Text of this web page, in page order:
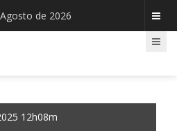
de 2026
12h08m